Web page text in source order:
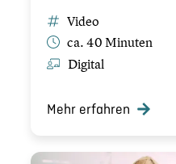
Video
ca. 40 Minuten
Digital
Mehr erfahren